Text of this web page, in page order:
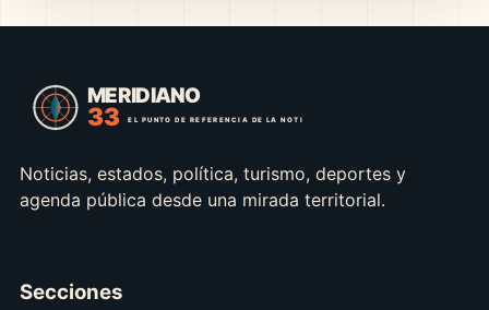
Noticias, estados, política, turismo, deportes y
agenda pública desde una mirada territorial.
Secciones